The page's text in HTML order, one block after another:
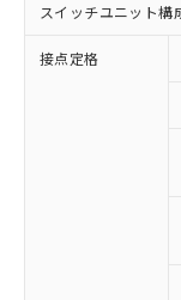
スイッチユニット構
接点定格
※1 対
対応
非含有に
対応予定
有に対応